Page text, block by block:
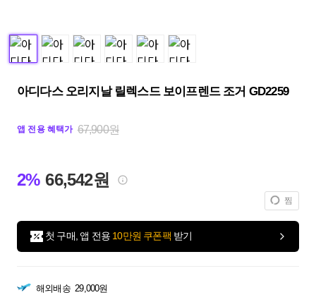
아디다스 오리지날 릴렉스드 보이프렌드 조거 GD2259
앱 전용 혜택가 67,900원
2% 66,542원
찜
첫 구매, 앱 전용 10만원 쿠폰팩 받기
해외배송 29,000원